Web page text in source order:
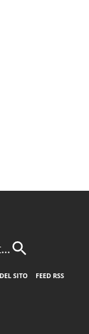
SITO
FEED RSS